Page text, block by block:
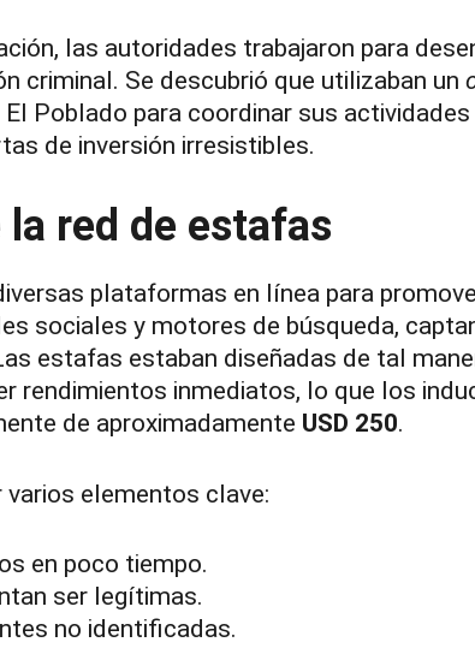
las autoridades trabajaron para
criminal. Se descubrió que utilizaban un
Poblado para coordinar sus
de inversión irresistibles.
red de estafas
plataformas en línea para
sociales y motores de búsqueda,
estafas estaban diseñadas de tal
rendimientos inmediatos, lo que los
de aproximadamente USD 250.
elementos clave:
en poco tiempo.
ser legítimas.
no identificadas.